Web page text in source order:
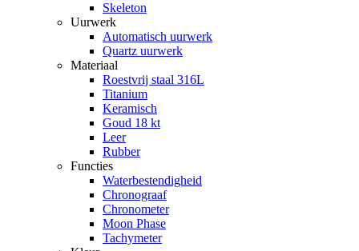
Skeleton
Uurwerk
Automatisch uurwerk
Quartz uurwerk
Materiaal
Roestvrij staal 316L
Titanium
Keramisch
Goud 18 kt
Leer
Rubber
Functies
Waterbestendigheid
Chronograaf
Chronometer
Moon Phase
Tachymeter